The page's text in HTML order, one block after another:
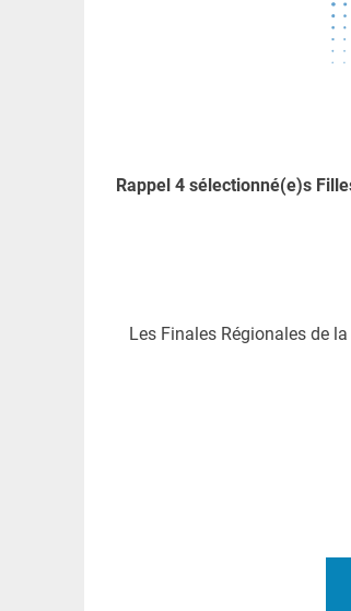
Rappel 4 sélectionné(e)s
Les Finales Régionales de la